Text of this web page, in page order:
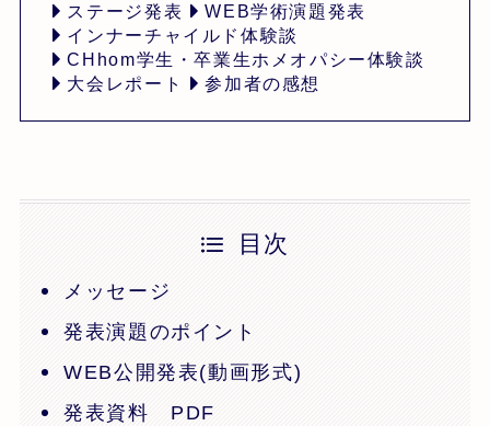
ステージ発表
WEB学術演題発表
インナーチャイルド体験談
CHhom学生・卒業生ホメオパシー体験談
大会レポート
参加者の感想
目次
メッセージ
発表演題のポイント
WEB公開発表(動画形式)
発表資料 PDF